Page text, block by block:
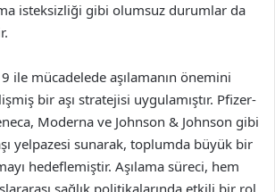
isteksizliği gibi olumsuz durumlar da
ile mücadelede aşılamanın önemini
bir aşı stratejisi uygulamıştır. Pfizer-
Moderna ve Johnson & Johnson gibi
yelpazesi sunarak, toplumda büyük bir
hedeflemiştir. Aşılama süreci, hem
sağlık politikalarında etkili bir rol